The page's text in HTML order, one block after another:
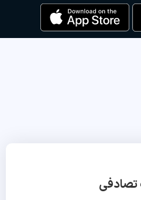
تصادفی